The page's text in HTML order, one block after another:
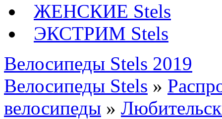
ЖЕНСКИЕ Stels
ЭКСТРИМ Stels
Велосипеды Stels 2019
Велосипеды Stels »
велосипеды »